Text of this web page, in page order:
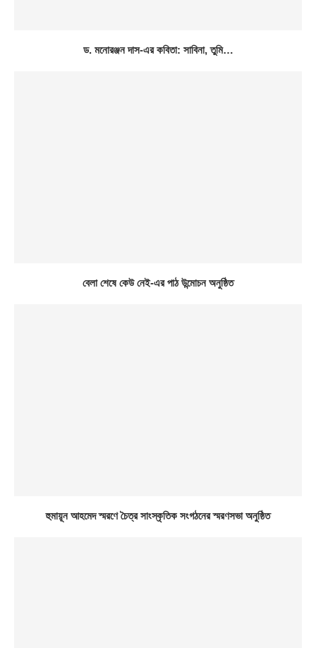
ড. মনোরঞ্জন দাস-এর কবিতা: সাবিনা, তুমি…
বেলা শেষে কেউ নেই-এর পাঠ উন্মোচন অনুষ্ঠিত
হুমায়ূন আহমেদ স্মরণে চৈত্র সাংস্কৃতিক সংগঠনের স্মরণসভা অনুষ্ঠিত